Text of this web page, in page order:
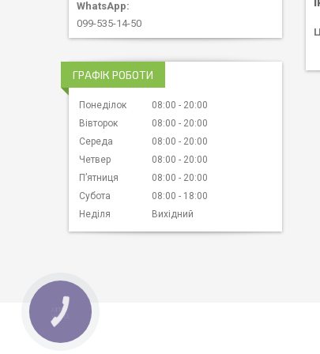
099-535-14-50
ГРАФІК РОБОТИ
Понеділок 08:00
20:00
Вівторок
08:00
20:00
Середа
08:00
20:00
Четвер
08:00
20:00
Пʼятниця
08:00
20:00
Субота
08:00
18:00
Неділя
Вихідний
КНОПКА
ЗВ'ЯЗКУ